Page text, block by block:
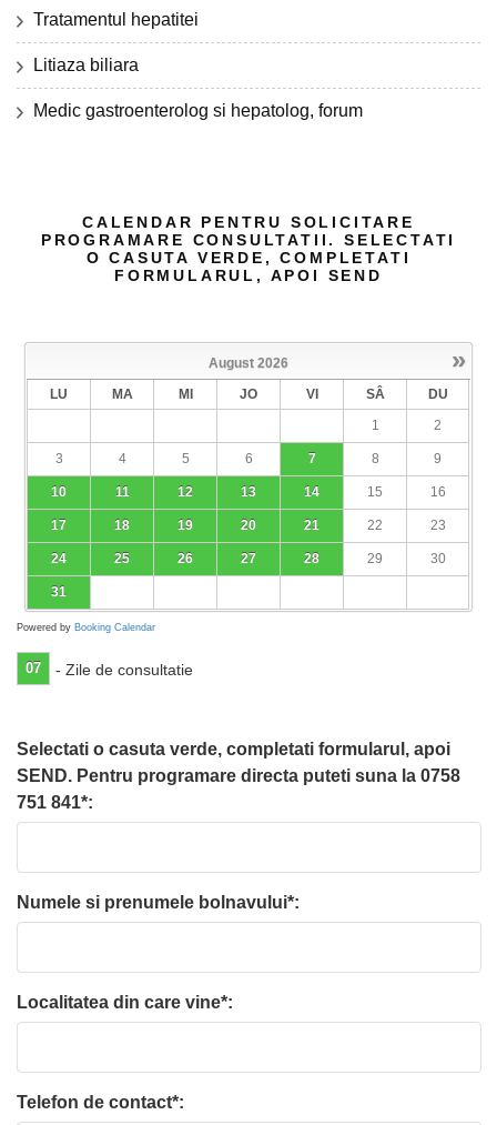
Tratamentul hepatitei
Litiaza biliara
Medic gastroenterolog si hepatolog, forum
CALENDAR PENTRU SOLICITARE
PROGRAMARE CONSULTATII. SELECTATI
O CASUTA VERDE, COMPLETATI
FORMULARUL, APOI SEND
»
August 2026
LU
MA MI JO VI SÂ
DU
1
2
3 4 5 6 7 8 9
10 11 12 13 14 15 16
17 18 19 20 21 22 23
24 25 26 27 28 29 30
31
Powered by Booking Calendar
07 - Zile de consultatie
Selectati o casuta verde, completati formularul, apoi
SEND. Pentru programare directa puteti suna la 0758
751 841*:
Numele si prenumele bolnavului*:
Localitatea din care vine*:
Telefon de contact*: